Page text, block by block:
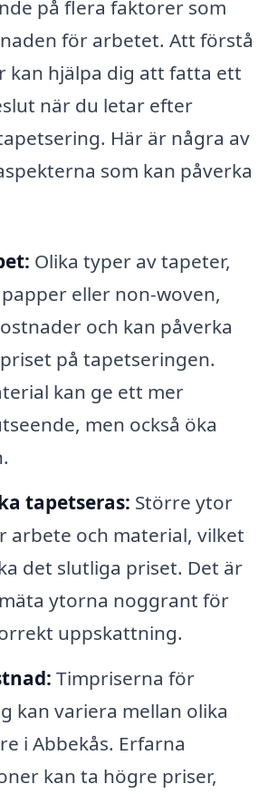
på flera faktorer som
för arbetet. Att förstå
kan hjälpa dig att fatta ett
när du letar efter
Här är några av
som kan påverka
Olika typer av tapeter,
eller non-woven,
och kan påverka
på tapetseringen.
kan ge ett mer
men också öka
tapetseras: Större ytor
arbete och material, vilket
det slutliga priset. Det är
ytorna noggrant för
uppskattning.
Timpriserna för
kan variera mellan olika
i Abbekås. Erfarna
kan ta högre priser,